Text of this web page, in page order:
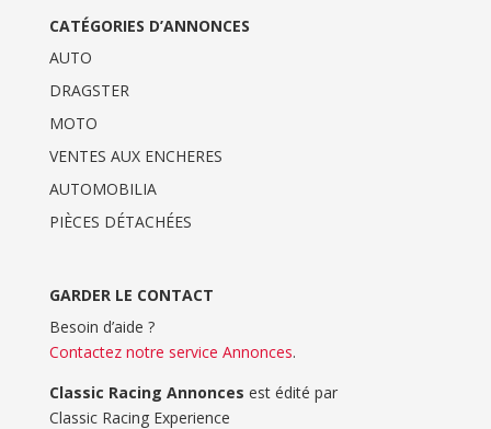
CATÉGORIES D’ANNONCES
AUTO
DRAGSTER
MOTO
VENTES AUX ENCHERES
AUTOMOBILIA
PIÈCES DÉTACHÉES
GARDER LE CONTACT
Besoin d’aide ?
Contactez notre service Annonces.
Classic Racing Annonces est édité par
Classic Racing Experience